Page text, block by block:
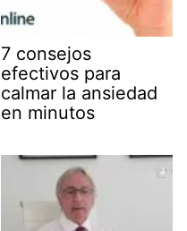
7 consejos
efectivos para
calmar la ansiedad
en minutos